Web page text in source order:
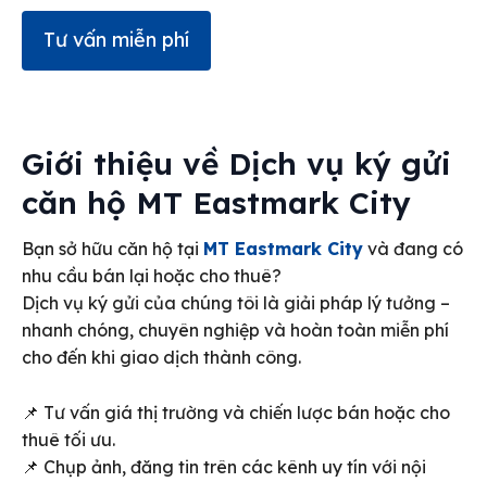
Tư vấn miễn phí
Giới thiệu về Dịch vụ ký gửi
căn hộ MT Eastmark City
Bạn sở hữu căn hộ tại MT Eastmark City và đang có
nhu cầu bán lại hoặc cho thuê?
Dịch vụ ký gửi của chúng tôi là giải pháp lý tưởng –
nhanh chóng, chuyên nghiệp và hoàn toàn miễn phí
cho đến khi giao dịch thành công.
📌 Tư vấn giá thị trường và chiến lược bán hoặc cho
thuê tối ưu.
📌 Chụp ảnh, đăng tin trên các kênh uy tín với nội